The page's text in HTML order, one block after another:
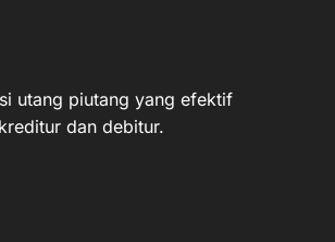
utang piutang yang efektif
dan debitur.